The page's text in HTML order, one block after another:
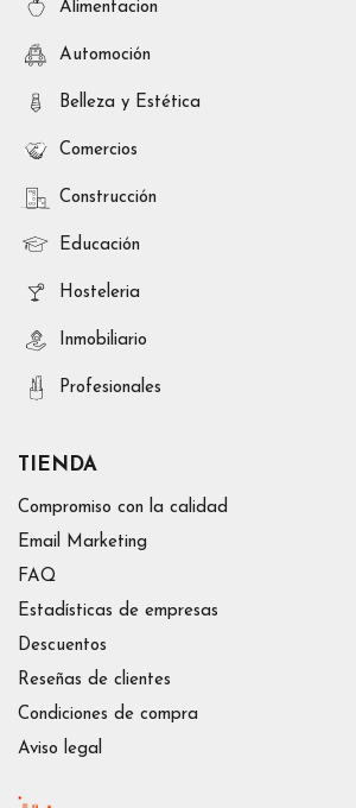
Alimentacion
Automoción
Belleza y Estética
Comercios
Construcción
Educación
Hosteleria
Inmobiliario
Profesionales
TIENDA
Compromiso con la calidad
Email Marketing
FAQ
Estadísticas de empresas
Descuentos
Reseñas de clientes
Condiciones de compra
Aviso legal